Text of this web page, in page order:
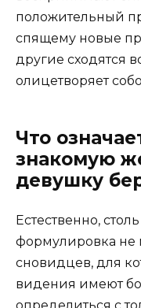
положительный
спящему новые
другие сходятся
олицетворяет
Что
знакомую
девушку
Естественно,
формулировка не
сновидцев, для
видения имеют